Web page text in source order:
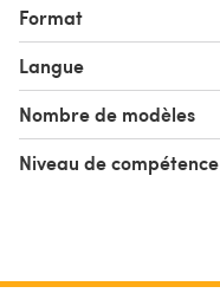
Format
Langue
Nombre de modèles
Niveau de compétence